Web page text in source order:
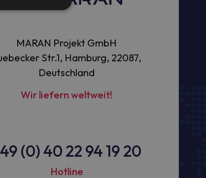
MARAN Projekt GmbH
Str.1, Hamburg, 22087,
Deutschland
Wir liefern weltweit!
(0) 40 22 94 19 20
Hotline